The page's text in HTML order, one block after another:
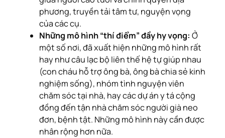
phương, truyền tải tâm tư, nguyện vọng
của các cụ.
Những mô hình “thí điểm” đầy hy vọng: Ở
một số nơi, đã xuất hiện những mô hình rất
hay như câu lạc bộ liên thế hệ tự giúp nhau
(con cháu hỗ trợ ông bà, ông bà chia sẻ kinh
nghiệm sống), nhóm tình nguyện viên
chăm sóc tại nhà, hay các dự án y tá cộng
đồng đến tận nhà chăm sóc người già neo
đơn, bệnh tật. Những mô hình này cần được
nhân rộng hơn nữa.